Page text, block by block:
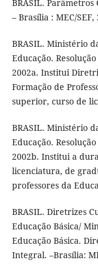
BRASIL.
– Brasília : MEC/SEF,
BRASIL. Ministério
Educação.
2002a. Institui
Formação de
superior, curso de
BRASIL. Ministério
Educação.
2002b. Institui a
licenciatura, de
professores da
BRASIL. Diretrizes
Educação Básica/
Educação Básica.
Integral. –Brasília: